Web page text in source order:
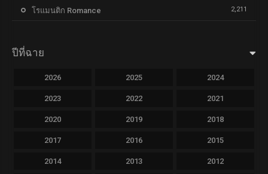
โรแมนติก Romance 2,211
ปีที่ฉาย
2026 2025 2024
2023 2022 2021
2020 2019 2018
2017 2016 2015
2014 2013 2012